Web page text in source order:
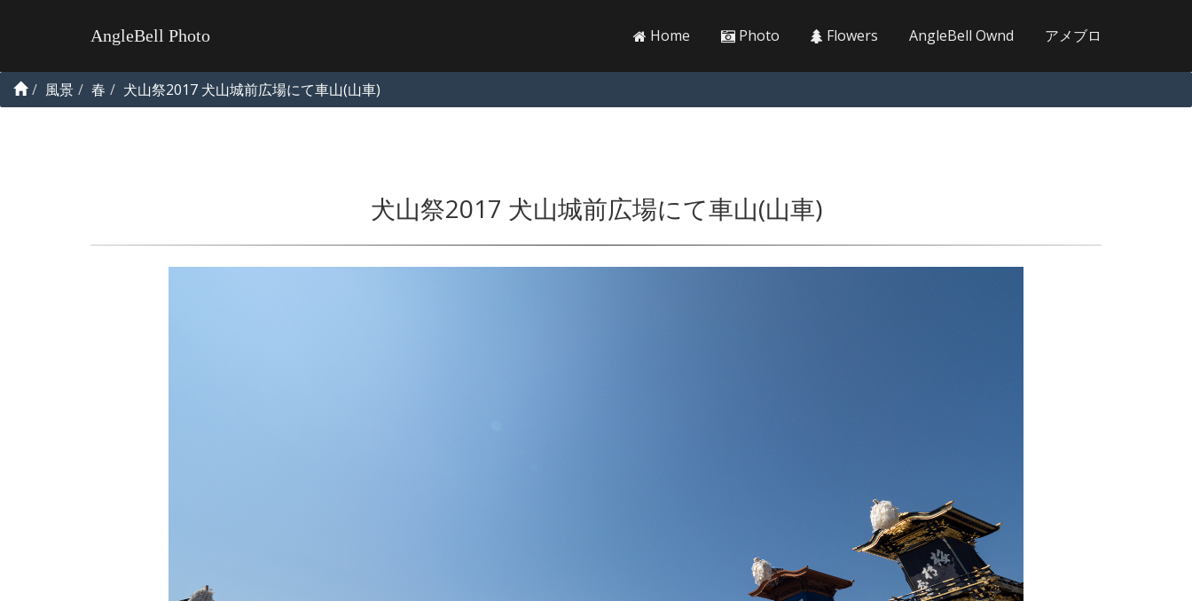
AngleBell Photo Home Photo Flowers AngleBell Ownd アメブロ
風景 春 犬山祭2017 犬山城前広場にて車山(山車)
犬山祭2017 犬山城前広場にて車山(山車)